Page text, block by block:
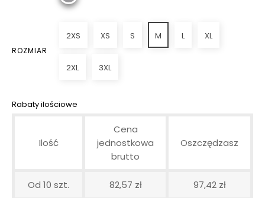
ROZMIAR
2XS XS S M L XL
2XL 3XL
Rabaty ilościowe
Ilość
Cena
jednostkowa
brutto
Oszczędzasz
Od 10 szt. 82,57 zł 97,42 zł